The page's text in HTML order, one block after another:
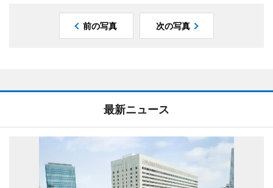
前の写真 次の写真
最新ニュース